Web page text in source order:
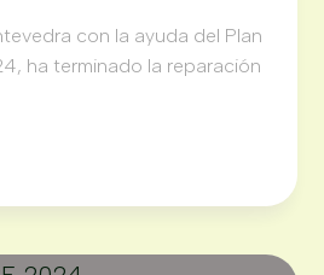
con la ayuda del Plan
ha terminado la reparación